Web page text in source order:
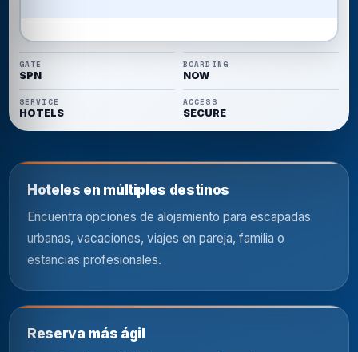
GATE
SPN
BOARDING
NOW
SERVICE
HOTELS
ACCESS
SECURE
Hoteles en múltiples destinos
Encuentra opciones de alojamiento para escapadas
urbanas, vacaciones, viajes en pareja, familia o
estancias profesionales.
Reserva más ágil